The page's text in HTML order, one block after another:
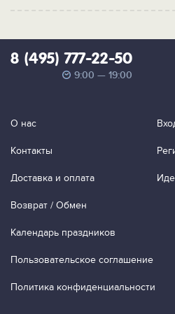
8 (495) 777-22-50
9:00 — 19:00
О нас
Контакты
Доставка и оплата
Возврат / Обмен
Календарь праздников
Пользовательское соглашение
Политика конфиденциальности